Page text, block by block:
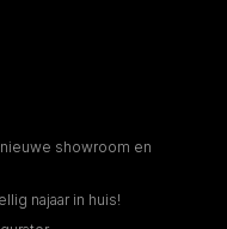
showroom en
najaar in huis!